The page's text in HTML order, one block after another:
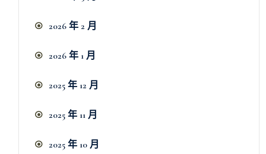
2026 年 2 月
2026 年 1 月
2025 年 12 月
2025 年 11 月
2025 年 10 月